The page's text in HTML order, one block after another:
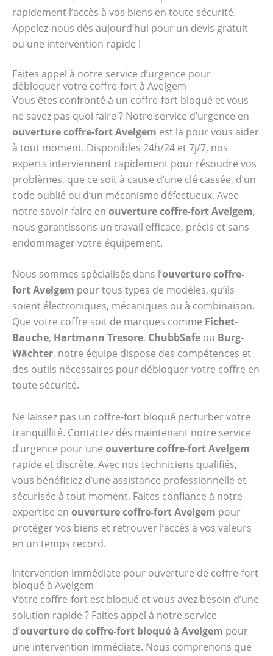
rapidement l’accès à vos biens en toute sécurité.
Appelez-nous dès aujourd’hui pour un devis gratuit
ou une intervention rapide !
Faites appel à notre service d’urgence pour
débloquer votre coffre-fort à Avelgem
Vous êtes confronté à un coffre-fort bloqué et vous
ne savez pas quoi faire ? Notre service d’urgence en
ouverture coffre-fort Avelgem est là pour vous aider
à tout moment. Disponibles 24h/24 et 7j/7, nos
experts interviennent rapidement pour résoudre vos
problèmes, que ce soit à cause d’une clé cassée, d’un
code oublié ou d’un mécanisme défectueux. Avec
notre savoir-faire en ouverture coffre-fort Avelgem,
nous garantissons un travail efficace, précis et sans
endommager votre équipement.
Nous sommes spécialisés dans l’ouverture coffre-
fort Avelgem pour tous types de modèles, qu’ils
soient électroniques, mécaniques ou à combinaison.
Que votre coffre soit de marques comme Fichet-
Bauche, Hartmann Tresore, ChubbSafe ou Burg-
Wächter, notre équipe dispose des compétences et
des outils nécessaires pour débloquer votre coffre en
toute sécurité.
Ne laissez pas un coffre-fort bloqué perturber votre
tranquillité. Contactez dès maintenant notre service
d’urgence pour une ouverture coffre-fort Avelgem
rapide et discrète. Avec nos techniciens qualifiés,
vous bénéficiez d’une assistance professionnelle et
sécurisée à tout moment. Faites confiance à notre
expertise en ouverture coffre-fort Avelgem pour
protéger vos biens et retrouver l’accès à vos valeurs
en un temps record.
Intervention immédiate pour ouverture de coffre-fort
bloqué à Avelgem
Votre coffre-fort est bloqué et vous avez besoin d’une
solution rapide ? Faites appel à notre service
d’ouverture de coffre-fort bloqué à Avelgem pour
une intervention immédiate. Nous comprenons que